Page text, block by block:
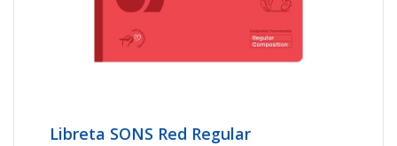
Libreta SONS Red Regular